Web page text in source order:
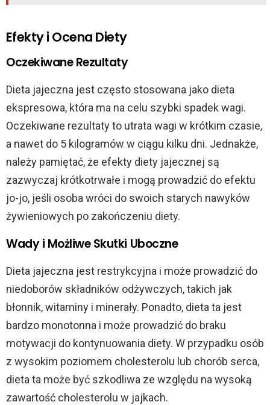
Efekty i Ocena Diety
Oczekiwane Rezultaty
Dieta jajeczna jest często stosowana jako dieta
ekspresowa, która ma na celu szybki spadek wagi.
Oczekiwane rezultaty to utrata wagi w krótkim czasie,
a nawet do 5 kilogramów w ciągu kilku dni. Jednakże,
należy pamiętać, że efekty diety jajecznej są
zazwyczaj krótkotrwałe i mogą prowadzić do efektu
jo-jo, jeśli osoba wróci do swoich starych nawyków
żywieniowych po zakończeniu diety.
Wady i Możliwe Skutki Uboczne
Dieta jajeczna jest restrykcyjna i może prowadzić do
niedoborów składników odżywczych, takich jak
błonnik, witaminy i minerały. Ponadto, dieta ta jest
bardzo monotonna i może prowadzić do braku
motywacji do kontynuowania diety. W przypadku osób
z wysokim poziomem cholesterolu lub chorób serca,
dieta ta może być szkodliwa ze względu na wysoką
zawartość cholesterolu w jajkach.